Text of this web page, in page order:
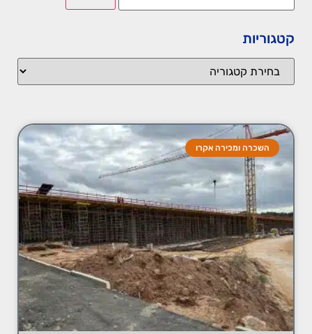
קטגוריות
השכרה ומכירה אקרו